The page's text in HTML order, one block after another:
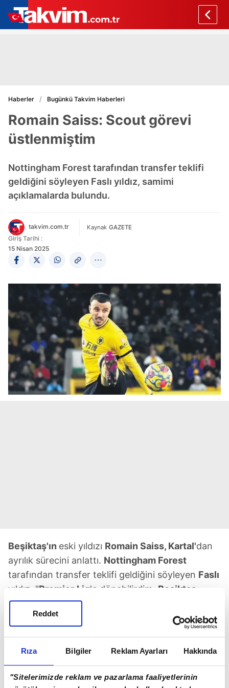
Rıza Bilgiler Reklam Ayarları Hakkında
"Sitelerimizde reklam ve pazarlama faaliyetlerinin
Reddet
Haberler Bugünkü Takvim Haberleri
Romain Saiss: Scout görevi
üstlenmiştim
Nottingham Forest tarafından transfer teklifi
geldiğini söyleyen Faslı yıldız, samimi
açıklamalarda bulundu.
takvim.com.tr Kaynak GAZETE
Giriş Tarihi :
15 Nisan 2025
Beşiktaş'ın eski yıldızı Romain Saiss, Kartal'dan
ayrılık sürecini anlattı. Nottingham Forest
tarafından transfer teklifi geldiğini söyleyen Faslı
yıldız, "Premier Lig'e dönebilirdim. Beşiktaş
gitmemi istemiyordu. Bana, 'Transfer döneminin
sonlarına geliyoruz, seni yedekleyecek kimse
yok. İstediğimiz bir oyuncu var ama gelmek
istemiyor' dediler. Ben de onlara oyuncu
kullandı.